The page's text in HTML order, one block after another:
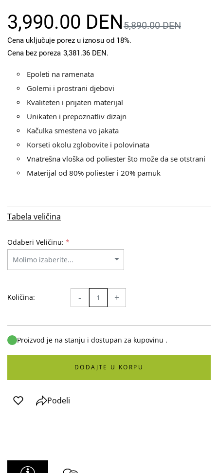
3,990.00 DEN5,890.00 DEN
Cena uključuje porez u iznosu od 18%.
Cena bez poreza 3,381.36 DEN.
Epoleti na ramenata
Golemi i prostrani djebovi
Kvaliteten i prijaten materijal
Unikaten i prepoznatliv dizajn
Kačulka smestena vo jakata
Korseti okolu zglobovite i polovinata
Vnatrešna vloška od poliester što može da se otstrani
Materijal od 80% poliester i 20% pamuk
Tabela veličina
Odaberi Veličinu: *
Količina: - +
Proizvod je na stanju i dostupan za kupovinu .
DODAJTE U KORPU
Podeli